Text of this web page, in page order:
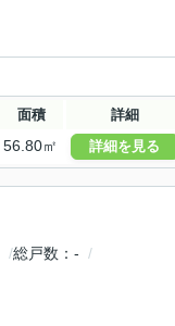
面積 詳細
56.80㎡ 詳細を見る
総戸数
-